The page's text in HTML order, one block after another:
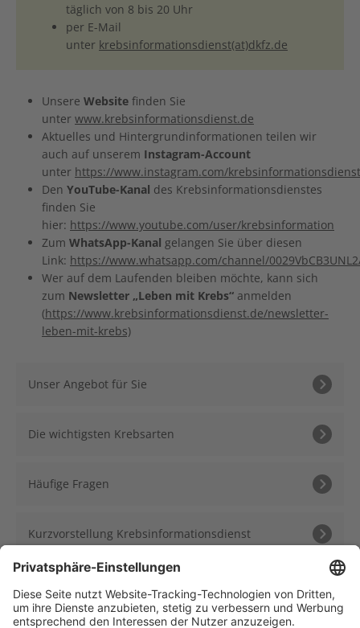
täglich von 8 bis 20 Uhr
per E-Mail
unter krebsinformationsdienst(at)dkfz.de
Unsere Website finden Sie
unter www.krebsinformationsdienst.de
Aktuelles und Hintergrundinformationen teilen wir
auch auf unserem Instagram-Account
unter https://www.instagram.com/
Den YouTube-Kanal des Krebsinformationsdienstes
finden Sie
hier: https://www.youtube.com/user/krebsinformation
Zum WhatsApp-Kanal gelangen Sie über diesen
Link: https://www.whatsapp.com/channel/
Wer auf dem Laufenden bleiben möchte, kann sich
zum Newsletter „Leben mit Krebs“ anmelden
(https://www.krebsinformationsdienst.de/newsletter-
leben-mit-krebs)
Unser Angebot für Sie
Die wichtigsten Krebsarten
Häufige Fragen
Kurzvorstellung Krebsinformationsdienst